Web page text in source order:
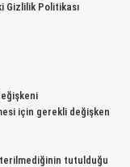
Gizlilik Politikası
için gerekli değişken
tutulduğu